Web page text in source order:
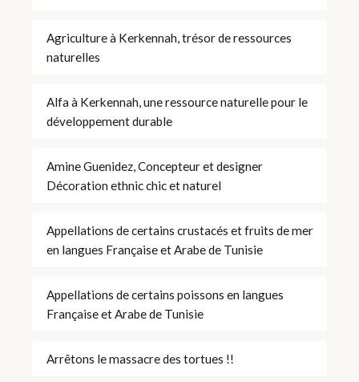
Agriculture à Kerkennah, trésor de ressources
naturelles
Alfa à Kerkennah, une ressource naturelle pour le
développement durable
Amine Guenidez, Concepteur et designer
Décoration ethnic chic et naturel
Appellations de certains crustacés et fruits de mer
en langues Française et Arabe de Tunisie
Appellations de certains poissons en langues
Française et Arabe de Tunisie
Arrêtons le massacre des tortues !!